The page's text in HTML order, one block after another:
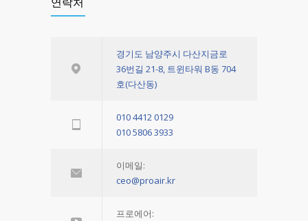
경기도 남양주시 다산지금로
36번길 21-8, 트윈타워 B동 704
호(다산동)
010 4412 0129
010 5806 3933
이메일:
ceo@proair.kr
프로에어: